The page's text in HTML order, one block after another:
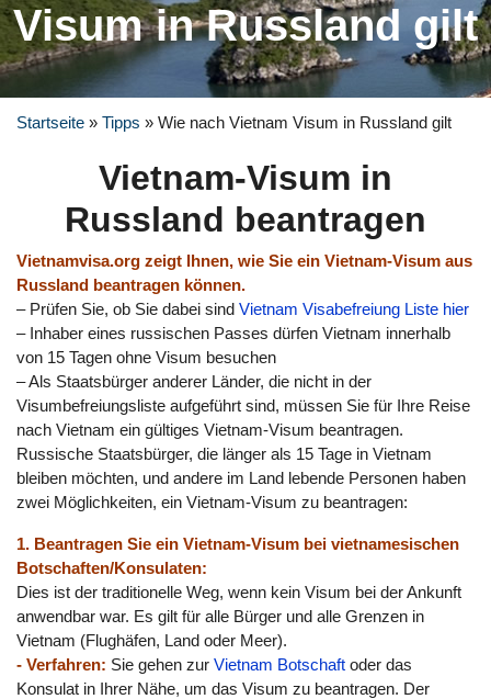
Visum in Russland gilt
Startseite » Tipps » Wie nach Vietnam Visum in Russland gilt
Vietnam-Visum in
Russland beantragen
Vietnamvisa.org zeigt Ihnen, wie Sie ein Vietnam-Visum aus
Russland beantragen können.
– Prüfen Sie, ob Sie dabei sind Vietnam Visabefreiung Liste hier
– Inhaber eines russischen Passes dürfen Vietnam innerhalb
von 15 Tagen ohne Visum besuchen
– Als Staatsbürger anderer Länder, die nicht in der
Visumbefreiungsliste aufgeführt sind, müssen Sie für Ihre Reise
nach Vietnam ein gültiges Vietnam-Visum beantragen.
Russische Staatsbürger, die länger als 15 Tage in Vietnam
bleiben möchten, und andere im Land lebende Personen haben
zwei Möglichkeiten, ein Vietnam-Visum zu beantragen:
1. Beantragen Sie ein Vietnam-Visum bei vietnamesischen
Botschaften/Konsulaten:
Dies ist der traditionelle Weg, wenn kein Visum bei der Ankunft
anwendbar war. Es gilt für alle Bürger und alle Grenzen in
Vietnam (Flughäfen, Land oder Meer).
- Verfahren: Sie gehen zur Vietnam Botschaft oder das
Konsulat in Ihrer Nähe, um das Visum zu beantragen. Der